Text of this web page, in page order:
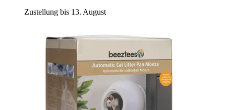
Zustellung bis 13. August